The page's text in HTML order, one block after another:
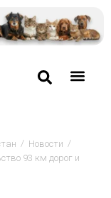
/ Новости /
93 км дорог и